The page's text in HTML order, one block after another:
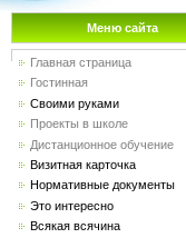
Меню сайта
Главная страница
Гостинная
Своими руками
Проекты в школе
Дистанционное обучение
Визитная карточка
Нормативные документы
Это интересно
Всякая всячина